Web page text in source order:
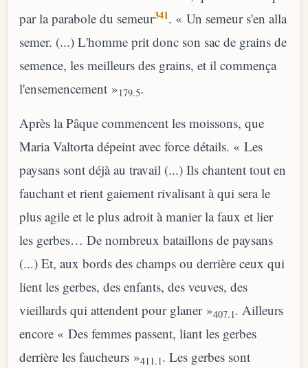
par la parabole du semeur341. « Un semeur s'en alla
semer. (...) L'homme prit donc son sac de grains de
semence, les meilleurs des grains, et il commença
l'ensemencement »179.5.
Après la Pâque commencent les moissons, que
Maria Valtorta dépeint avec force détails. « Les
paysans sont déjà au travail (...) Ils chantent tout en
fauchant et rient gaiement rivalisant à qui sera le
plus agile et le plus adroit à manier la faux et lier
les gerbes… De nombreux bataillons de paysans
(...) Et, aux bords des champs ou derrière ceux qui
lient les gerbes, des enfants, des veuves, des
vieillards qui attendent pour glaner »407.1. Ailleurs
encore « Des femmes passent, liant les gerbes
derrière les faucheurs »411.1. Les gerbes sont